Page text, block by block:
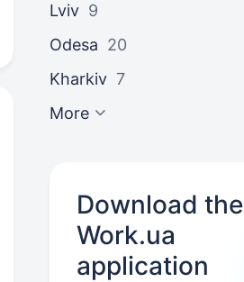
Lviv 9
Odesa 20
Kharkiv 7
More
Download the
Work.ua
application